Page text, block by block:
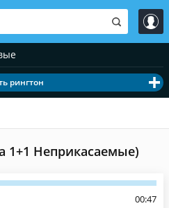
рингтон
1+1 Неприкасаемые)
00:47